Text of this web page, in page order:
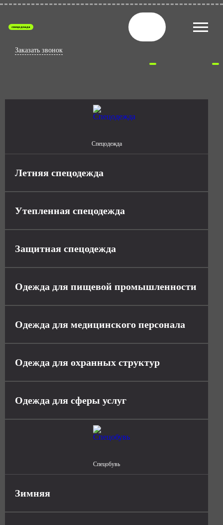
спецодежда
Заказать звонок
Спецодежда
Летняя спецодежда
Утепленная спецодежда
Защитная спецодежда
Одежда для пищевой промышленности
Одежда для медицинского персонала
Одежда для охранных структур
Одежда для сферы услуг
Спецобувь
Зимняя